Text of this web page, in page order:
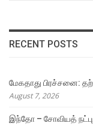
RECENT POSTS
மேகதாது பிரச்சனை:
August 7, 2026
இந்தோ – சோவியத்